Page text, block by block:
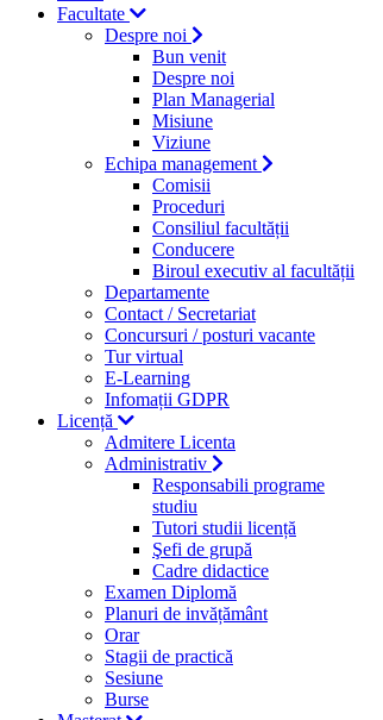
Facultate
Despre noi
Bun venit
Despre noi
Plan Managerial
Misiune
Viziune
Echipa management
Comisii
Proceduri
Consiliul facultății
Conducere
Biroul executiv al facultății
Departamente
Contact / Secretariat
Concursuri / posturi vacante
Tur virtual
E-Learning
Infomații GDPR
Licență
Admitere Licenta
Administrativ
Responsabili programe
studiu
Tutori studii licență
Şefi de grupă
Cadre didactice
Examen Diplomă
Planuri de invățământ
Orar
Stagii de practică
Sesiune
Burse